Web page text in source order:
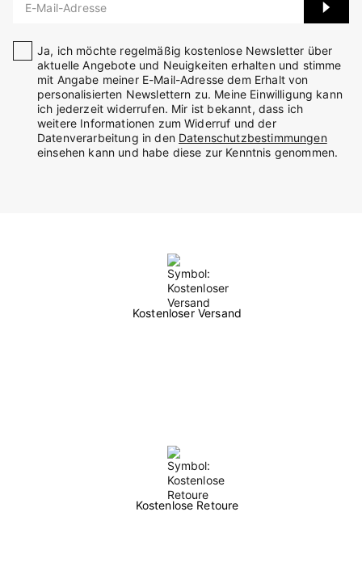
E-Mail-Adresse
Ja, ich möchte regelmäßig kostenlose Newsletter über
aktuelle Angebote und Neuigkeiten erhalten und stimme
mit Angabe meiner E-Mail-Adresse dem Erhalt von
personalisierten Newslettern zu. Meine Einwilligung kann
ich jederzeit widerrufen. Mir ist bekannt, dass ich
weitere Informationen zum Widerruf und der
Datenverarbeitung in den Datenschutzbestimmungen
einsehen kann und habe diese zur Kenntnis genommen.
Kostenloser Versand
Kostenlose Retoure